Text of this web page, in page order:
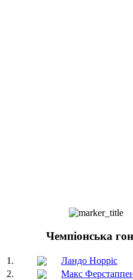
Чемпіонська
1. Ландо Норріс
2.
Макс